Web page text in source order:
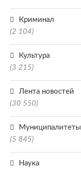
Криминал
(2 104)
Культура
(3 215)
Лента новостей
(30 550)
Муниципалитеты
(5 845)
Наука